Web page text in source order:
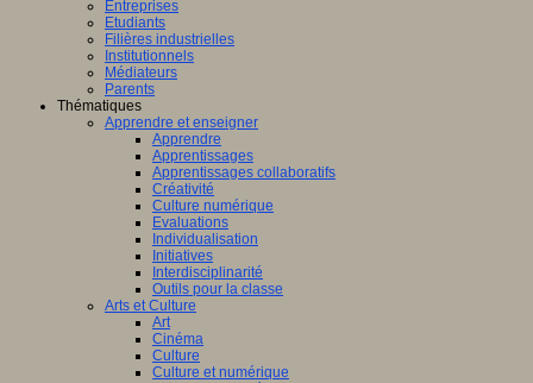
Entreprises
Etudiants
Filières industrielles
Institutionnels
Médiateurs
Parents
Thématiques
Apprendre et enseigner
Apprendre
Apprentissages
Apprentissages collaboratifs
Créativité
Culture numérique
Evaluations
Individualisation
Initiatives
Interdisciplinarité
Outils pour la classe
Arts et Culture
Art
Cinéma
Culture
Culture et numérique